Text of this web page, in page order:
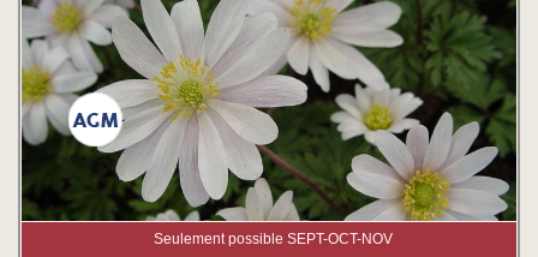
Seulement possible SEPT-OCT-NOV